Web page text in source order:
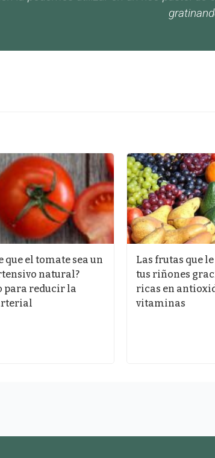
que el tomate sea un
natural?
para reducir la
Las frutas que
tus riñones
ricas en
vitaminas